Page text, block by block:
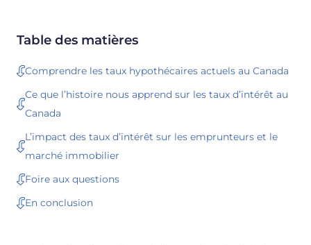
Table des matières
Comprendre les taux hypothécaires actuels au Canada
Ce que l’histoire nous apprend sur les taux d’intérêt au
Canada
L’impact des taux d’intérêt sur les emprunteurs et le
marché immobilier
Foire aux questions
En conclusion